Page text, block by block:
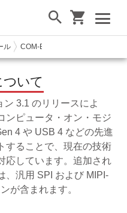
ル COM-Express
ついて
3.1 のリリースによ
ンピュータ・オン・モジ
4 や USB 4 などの先進
することで、現在の技術
応しています。追加され
、汎用 SPI および MIPI-
が含まれます。